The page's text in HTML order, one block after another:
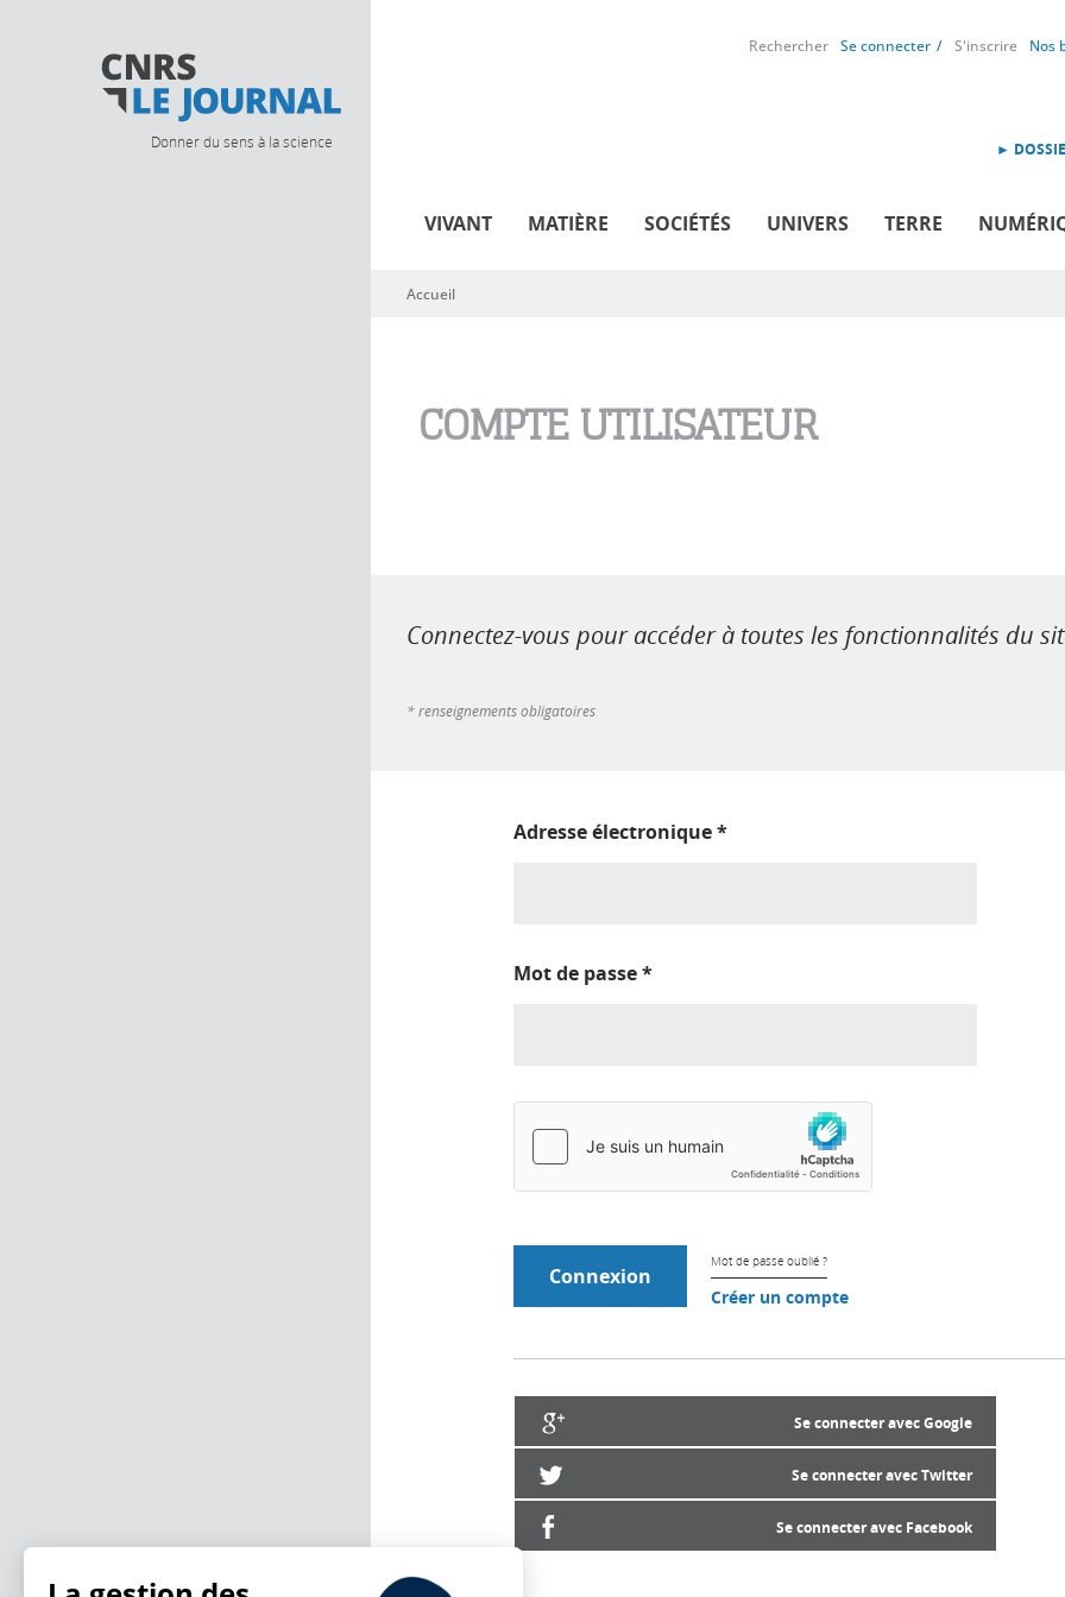
Donner du sens à la science
Rechercher Se connecter S'inscrire Nos
►
VIVANT MATIÈRE SOCIÉTÉS UNIVERS TERRE
Vous êtes ici
Accueil
COMPTE UTILISATEUR
Connectez-vous pour accéder à toutes les fonctionnalités du
* renseignements obligatoires
Adresse électronique*
Mot de passe*
Mot de passe oublié ?
Créer un compte
Se connecter avec Google
Se connecter avec Twitter
Se connecter avec Facebook